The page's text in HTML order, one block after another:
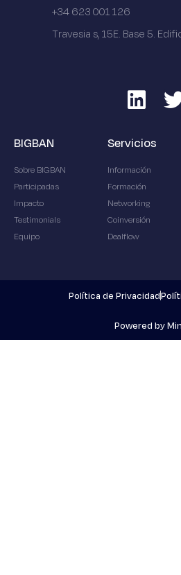
+34 623 001 126
Travesia s, 15E. Base 5.
BIGBAN
Sobre BIGBAN
Participadas
Impacto
Testimonials
Equipo
Servicios
Información
Formación
Networking
Coinversión
Dealflow
Política de Privacidad
Powered by